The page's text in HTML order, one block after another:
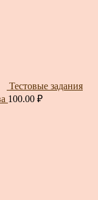
Тестовые задания
100.00 ₽